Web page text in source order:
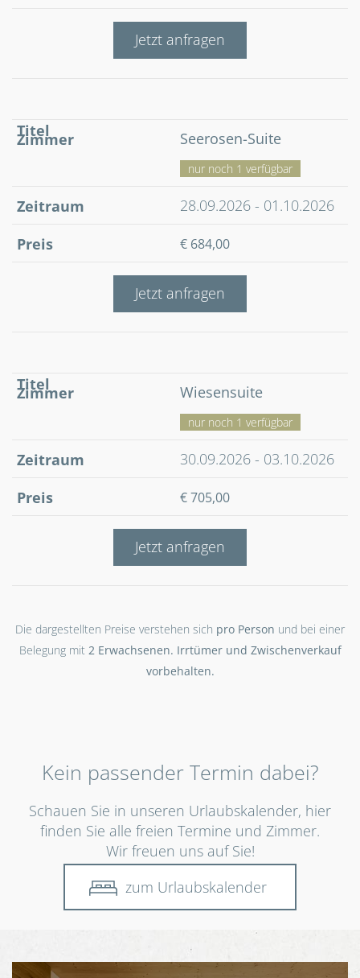
Jetzt anfragen
Seerosen-Suite
nur noch 1 verfügbar
28.09.2026 - 01.10.2026
€ 684,00
Jetzt anfragen
Wiesensuite
nur noch 1 verfügbar
30.09.2026 - 03.10.2026
€ 705,00
Jetzt anfragen
Die dargestellten Preise verstehen sich pro Person und bei einer
Belegung mit 2 Erwachsenen. Irrtümer und Zwischenverkauf
vorbehalten.
Kein passender Termin dabei?
Schauen Sie in unseren Urlaubskalender, hier
finden Sie alle freien Termine und Zimmer.
Wir freuen uns auf Sie!
zum Urlaubskalender